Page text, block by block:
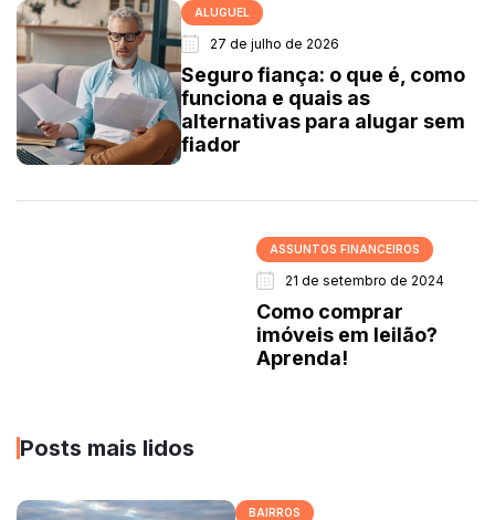
ALUGUEL
27 de julho de 2026
Seguro fiança: o que é, como
funciona e quais as
alternativas para alugar sem
fiador
ASSUNTOS FINANCEIROS
21 de setembro de 2024
Como comprar
imóveis em leilão?
Aprenda!
Posts mais lidos
BAIRROS